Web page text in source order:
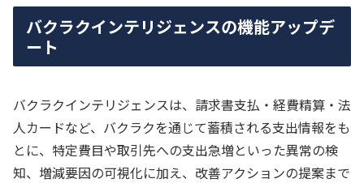
バクラクインテリジェンスの機能アップデ
ート
バクラクインテリジェンスは、請求書支払・経費精算・法
人カードなど、バクラクを通じて蓄積される支出情報をも
とに、特定費目や取引先への支出急増といった異常の検
知、増減要因の可視化に加え、改善アクションの提案まで